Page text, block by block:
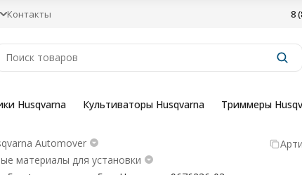
Контакты 8
Husqvarna Культиваторы Husqvarna Триммеры
Automover
материалы для установки